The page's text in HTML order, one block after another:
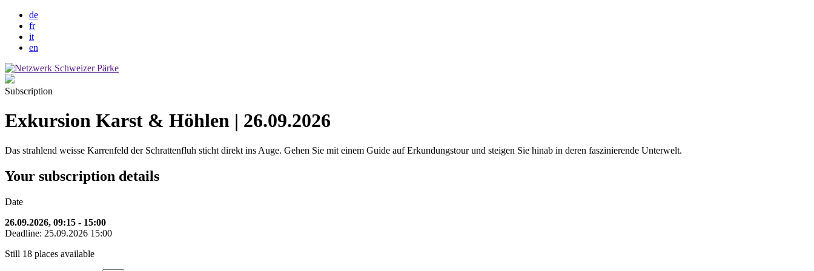
de
fr
it
en
Subscription
Exkursion Karst & Höhlen | 26.09.2026
Das strahlend weisse Karrenfeld der Schrattenfluh sticht direkt ins Auge. Gehen Sie mit einem Guide auf Erkundungstour und steigen Sie hinab in deren faszinierende Unterwelt.
Your subscription details
Date
26.09.2026, 09:15 - 15:00
Deadline: 25.09.2026 15:00
Still 18 places available